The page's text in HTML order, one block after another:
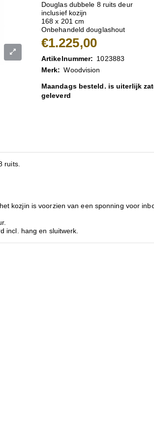
Douglas dubbele 8 ruits deur
inclusief kozijn
168 x 201 cm
Onbehandeld douglashout
€1.225,00
Artikelnummer: 1023883
Merk: Woodvision
Maandags besteld. is uiterlijk
geleverd
ruits.
kozjin is voorzien van een sponning voor
incl. hang en sluitwerk.